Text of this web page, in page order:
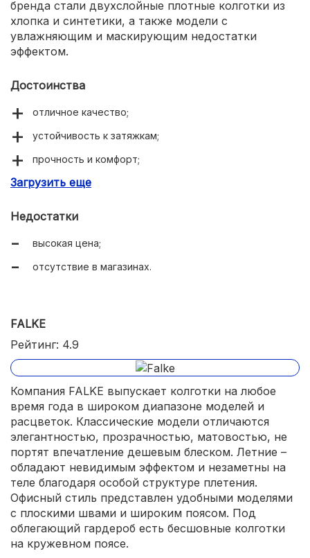
бренда стали двухслойные плотные колготки из
хлопка и синтетики, а также модели с
увлажняющим и маскирующим недостатки
эффектом.
Достоинства
отличное качество;
устойчивость к затяжкам;
прочность и комфорт;
долговечность.
Загрузить еще
Недостатки
высокая цена;
отсутствие в магазинах.
FALKE
Рейтинг: 4.9
Компания FALKE выпускает колготки на любое
время года в широком диапазоне моделей и
расцветок. Классические модели отличаются
элегантностью, прозрачностью, матовостью, не
портят впечатление дешевым блеском. Летние –
обладают невидимым эффектом и незаметны на
теле благодаря особой структуре плетения.
Офисный стиль представлен удобными моделями
с плоскими швами и широким поясом. Под
облегающий гардероб есть бесшовные колготки
на кружевном поясе.